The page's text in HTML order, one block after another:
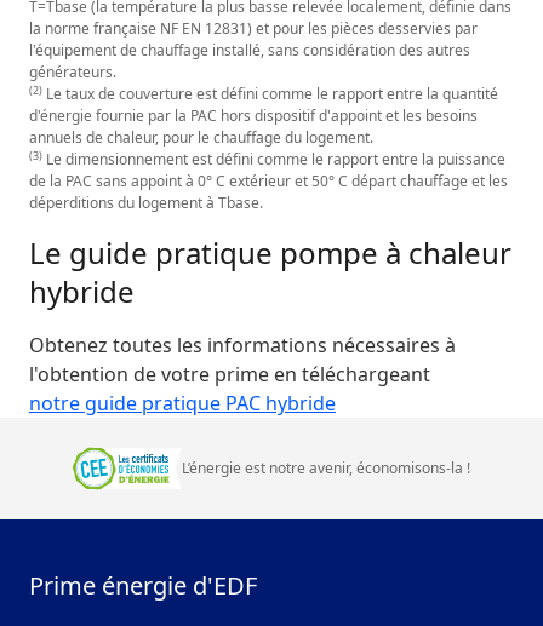
T=Tbase (la température la plus basse relevée localement, définie dans
la norme française NF EN 12831) et pour les pièces desservies par
l'équipement de chauffage installé, sans considération des autres
générateurs.
(2) Le taux de couverture est défini comme le rapport entre la quantité
d'énergie fournie par la PAC hors dispositif d'appoint et les besoins
annuels de chaleur, pour le chauffage du logement.
(3) Le dimensionnement est défini comme le rapport entre la puissance
de la PAC sans appoint à 0° C extérieur et 50° C départ chauffage et les
déperditions du logement à Tbase.
Le guide pratique pompe à chaleur
hybride
Obtenez toutes les informations nécessaires à
l'obtention de votre prime en téléchargeant
notre guide pratique PAC hybride
L’énergie est notre avenir, économisons‑la !
Prime énergie d'EDF